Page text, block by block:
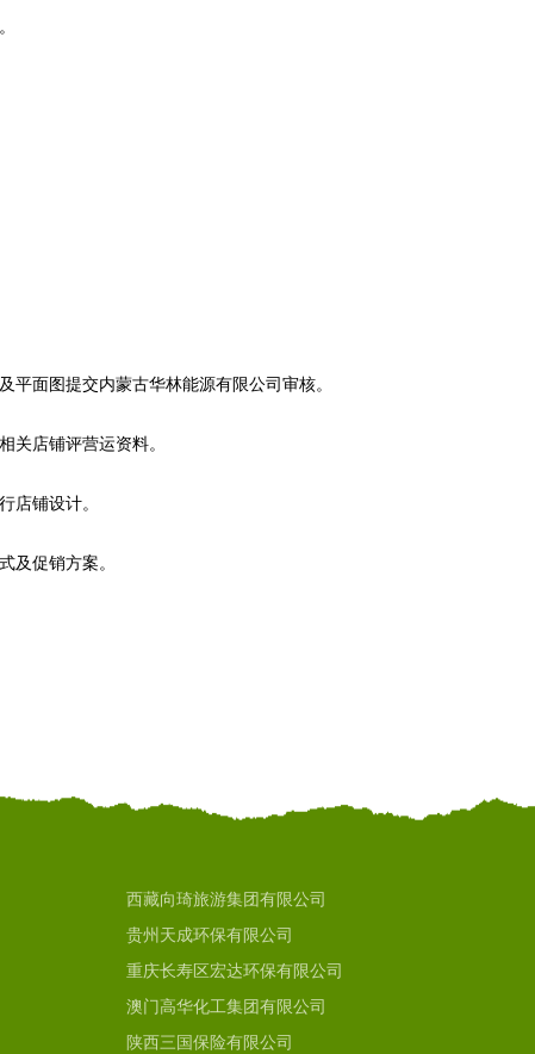
平面图提交内蒙古华林能源有限公司审核。
关店铺评营运资料。
店铺设计。
及促销方案。
西藏向琦旅游集团有限公司
贵州天成环保有限公司
重庆长寿区宏达环保有限公司
澳门高华化工集团有限公司
陕西三国保险有限公司